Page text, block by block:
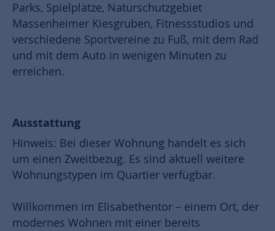
Parks, Spielplätze, Naturschutzgebiet
Massenheimer Kiesgruben, Fitnessstudios und
verschiedene Sportvereine zu Fuß, mit dem Rad
und mit dem Auto in wenigen Minuten zu
erreichen.
Ausstattung
Hinweis: Bei dieser Wohnung handelt es sich
um einen Zweitbezug. Es sind aktuell weitere
Wohnungstypen im Quartier verfügbar.
Willkommen im Elisabethentor – einem Ort, der
modernes Wohnen mit einer bereits